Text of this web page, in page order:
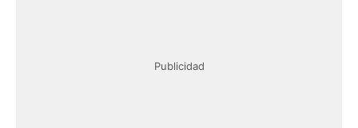
Publicidad